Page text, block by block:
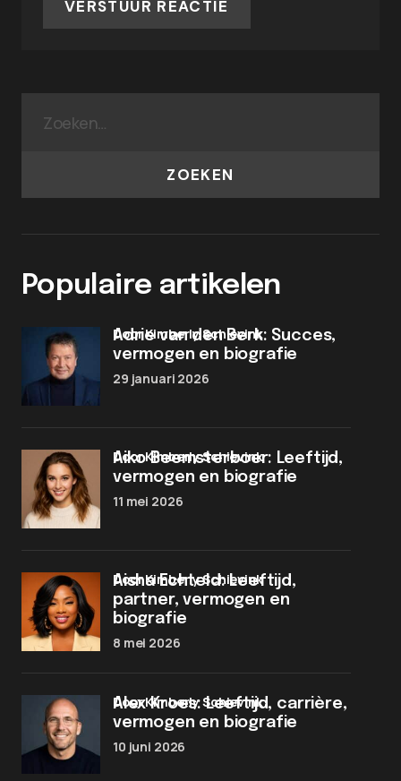
VERSTUUR REACTIE
ZOEKEN
Populaire artikelen
Adrie van den Berk: Succes,
vermogen en biografie
door Kimberly Schievink
29 januari 2026
Aiko Beemsterboer: Leeftijd,
vermogen en biografie
door Kimberly Schievink
11 mei 2026
Aisha Echteld: Leeftijd,
partner, vermogen en
biografie
door Kimberly Schievink
8 mei 2026
Alex Kroes: Leeftijd, carrière,
vermogen en biografie
door Kimberly Schievink
10 juni 2026